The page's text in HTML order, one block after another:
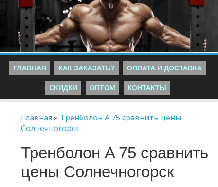
ГЛАВНАЯ КАК ЗАКАЗАТЬ? ОПЛАТА И ДОСТАВКА
СКИДКИ ОПТОМ КОНТАКТЫ
Главная » Тренболон A 75 сравнить цены
Солнечногорск
Тренболон A 75 сравнить
цены Солнечногорск